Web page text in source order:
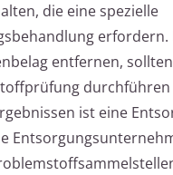
die eine spezielle
erfordern.
entfernen,
durchführen
ist eine